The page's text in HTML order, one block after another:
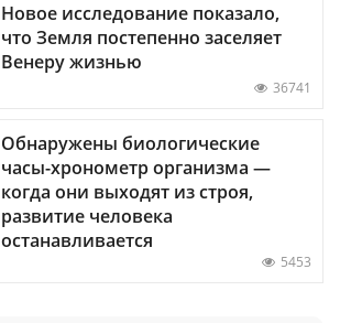
Новое исследование показало,
что Земля постепенно заселяет
Венеру жизнью
36741
Обнаружены биологические
часы-хронометр организма —
когда они выходят из строя,
развитие человека
останавливается
5453